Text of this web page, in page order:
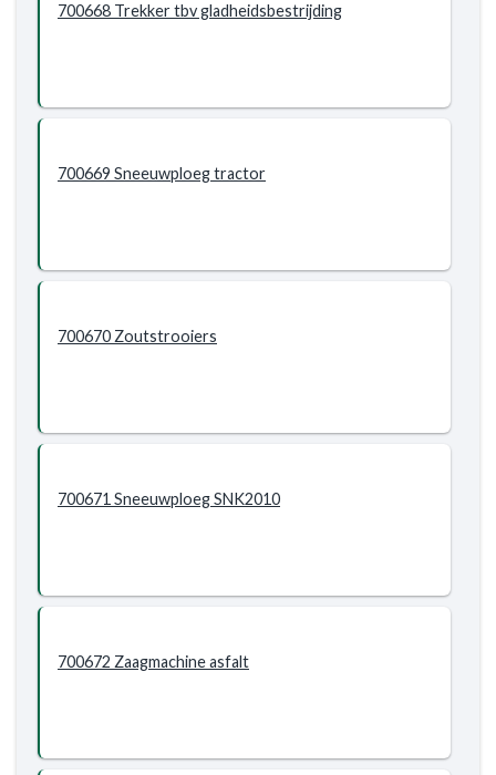
700668 Trekker tbv gladheidsbestrijding
700669 Sneeuwploeg tractor
700670 Zoutstrooiers
700671 Sneeuwploeg SNK2010
700672 Zaagmachine asfalt